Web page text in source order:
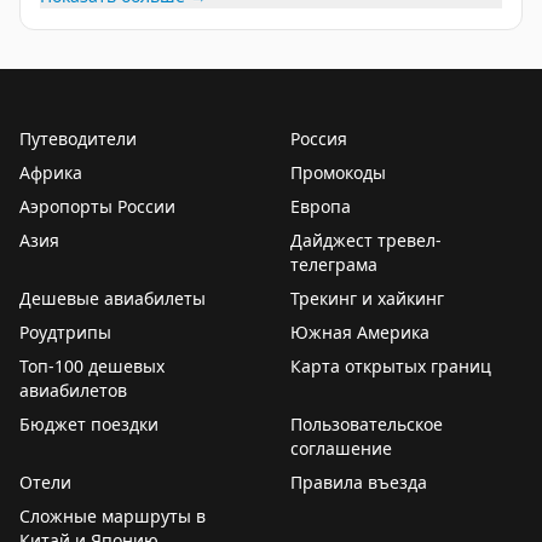
Ереван — Париж2900₽
За билетами —
За отелем —
За визой — ко мне
@matrasssi
#Париж
Stay tuned!
Подписаться на
Путеводители
Россия
Африка
Промокоды
Аэропорты России
Европа
Азия
Дайджест тревел-
телеграма
Дешевые авиабилеты
Трекинг и хайкинг
Роудтрипы
Южная Америка
Топ-100 дешевых
авиабилетов
Карта открытых границ
Бюджет поездки
Пользовательское
соглашение
Отели
Правила въезда
Сложные маршруты в